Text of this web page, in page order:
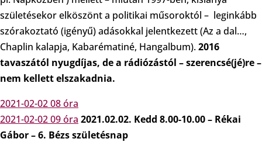
születésekor elköszönt a politikai műsoroktól – leginkább
szórakoztató (igényű) adásokkal jelentkezett (Az a dal…,
Chaplin kalapja, Kabarématiné, Hangalbum).2016
tavaszától nyugdíjas, de a rádiózástól – szerencsé(jé)re –
nem kellett elszakadnia.
2021-02-02 08 óra
2021-02-02 09 óra 2021.02.02. Kedd 8.00-10.00 – Rékai
Gábor – 6. Bézs születésnap